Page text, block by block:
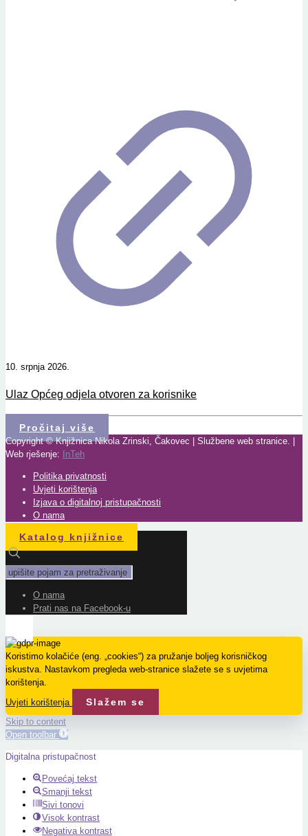
10. srpnja 2026.
Ulaz Općeg odjela otvoren za korisnike
Pročitaj više
Copyright © Knjižnica Nikola Zrinski, Čakovec | Službene web stranice. |
Web rješenje: InTeh
Politika privatnosti
Uvjeti korištenja
Izjava o digitalnoj pristupačnosti
O nama
Katalog knjižnice
O nama
Prati nas na Facebook-u
Koristimo kolačiće (eng. „cookies“) za pružanje boljeg korisničkog
iskustva. Nastavkom pregleda web-stranice slažete se s uvjetima
korištenja.
Uvjeti korištenja
Slažem se
Skip to content
Open toolbar
Digitalna pristupačnost
Povećaj tekst
Smanji tekst
Sivi tonovi
Visok kontrast
Negativa kontrast